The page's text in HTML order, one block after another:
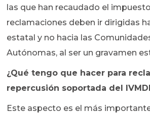
las que han recaudado el
reclamaciones deben ir dirigidas
estatal y no hacia las
Autónomas, al ser un gravamen
¿Qué tengo que hacer para
repercusión soportada del
Este aspecto es el más